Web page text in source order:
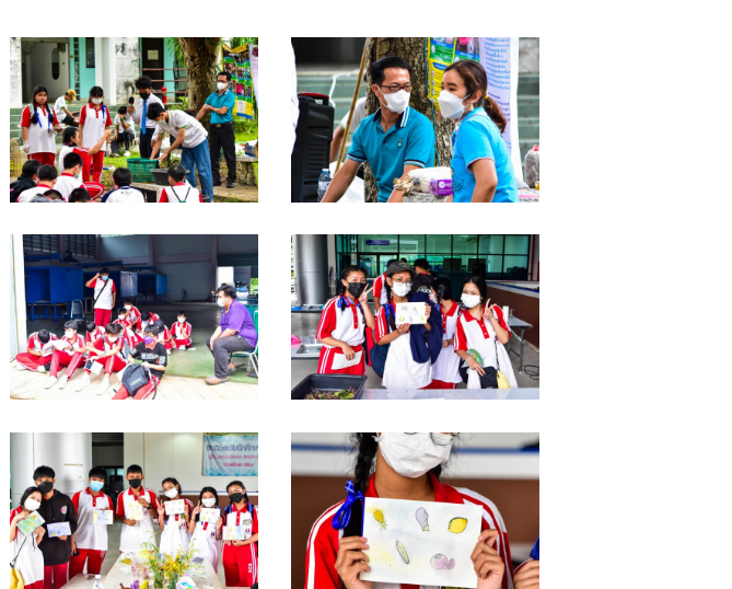
DSC_0080 DSC_0079
DSC_0071 DSC_0069
DSC_0066 DSC_0065